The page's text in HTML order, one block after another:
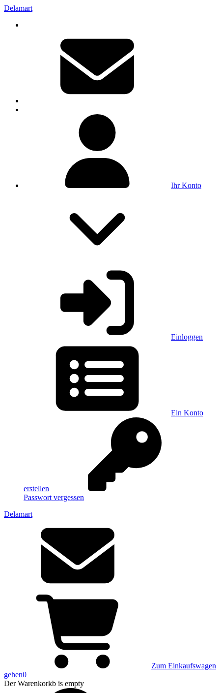
Delamart
Ihr Konto
Einloggen
Ein Konto
erstellen
Passwort vergessen
Delamart
Zum Einkaufswagen
gehen0
Der Warenkorkb is empty